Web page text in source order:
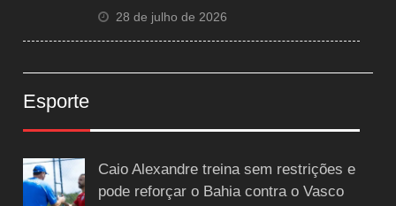
28 de julho de 2026
Esporte
Caio Alexandre treina sem restrições e
pode reforçar o Bahia contra o Vasco